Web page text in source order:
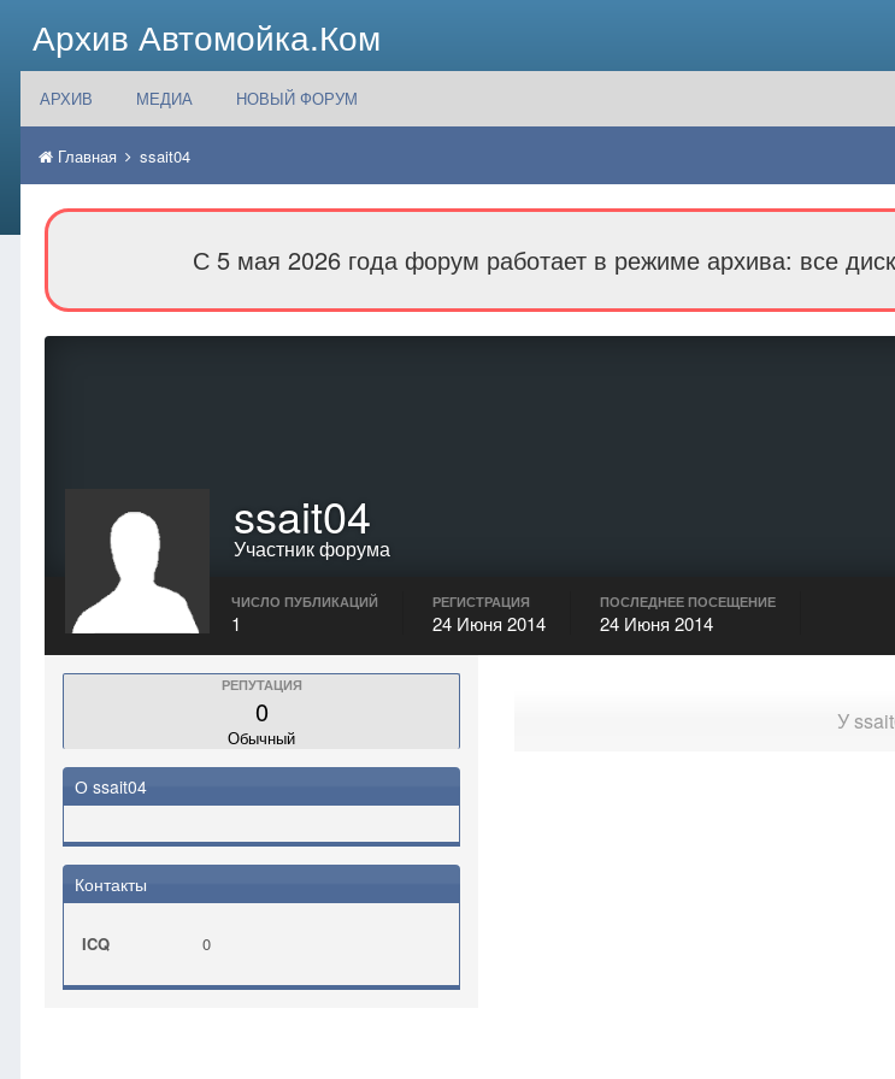
Архив Автомойка.Ком
АРХИВ МЕДИА НОВЫЙ ФОРУМ
Главная ssait04
С 5 мая 2026 года форум работает в режиме архива: все
ssait04
Участник форума
ЧИСЛО ПУБЛИКАЦИЙ
1
РЕГИСТРАЦИЯ
24 Июня 2014
ПОСЛЕДНЕЕ ПОСЕЩЕНИЕ
24 Июня 2014
РЕПУТАЦИЯ
0
Обычный
О ssait04
Контакты
ICQ 0
У